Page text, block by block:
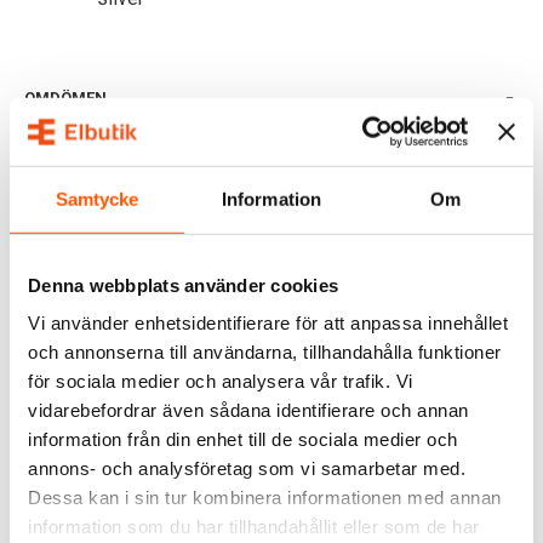
Samtycke Information Om
Denna webbplats använder cookies
Vi använder enhetsidentifierare för att anpassa innehållet
och annonserna till användarna, tillhandahålla funktioner
för sociala medier och analysera vår trafik. Vi
vidarebefordrar även sådana identifierare och annan
information från din enhet till de sociala medier och
annons- och analysföretag som vi samarbetar med.
Dessa kan i sin tur kombinera informationen med annan
information som du har tillhandahållit eller som de har
OMDÖMEN
FRÅGOR & SVAR
Berker Berker